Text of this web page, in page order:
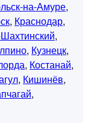
на-Амуре,
, Краснодар,
,
, Кузнецк,
, Костанай,
, Кишинёв,
,